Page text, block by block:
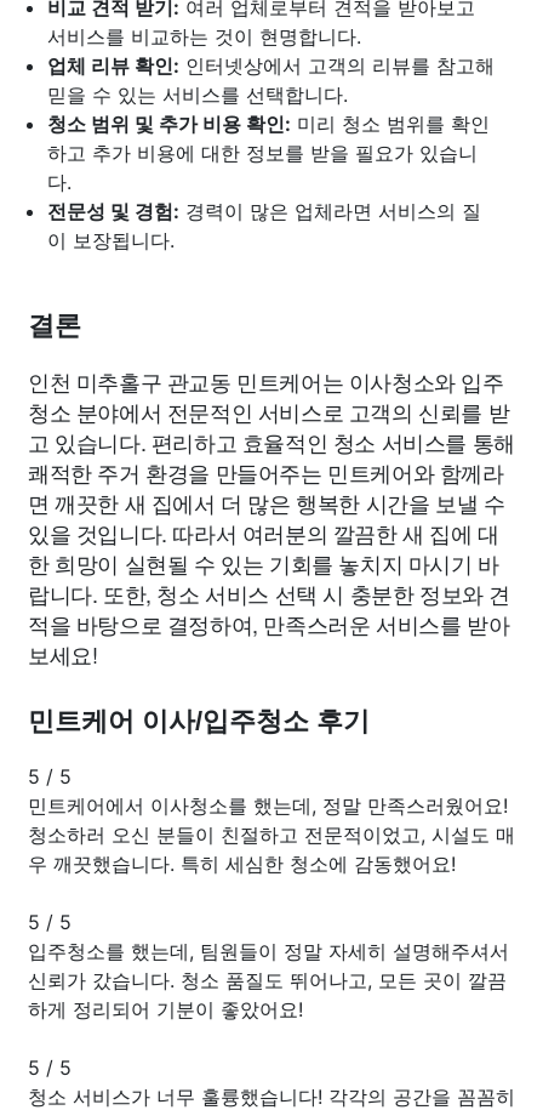
비교 견적 받기: 여러 업체로부터 견적을 받아보고
서비스를 비교하는 것이 현명합니다.
업체 리뷰 확인: 인터넷상에서 고객의 리뷰를 참고해
믿을 수 있는 서비스를 선택합니다.
청소 범위 및 추가 비용 확인: 미리 청소 범위를 확인
하고 추가 비용에 대한 정보를 받을 필요가 있습니
다.
전문성 및 경험: 경력이 많은 업체라면 서비스의 질
이 보장됩니다.
결론
인천 미추홀구 관교동 민트케어는 이사청소와 입주
청소 분야에서 전문적인 서비스로 고객의 신뢰를 받
고 있습니다. 편리하고 효율적인 청소 서비스를 통해
쾌적한 주거 환경을 만들어주는 민트케어와 함께라
면 깨끗한 새 집에서 더 많은 행복한 시간을 보낼 수
있을 것입니다. 따라서 여러분의 깔끔한 새 집에 대
한 희망이 실현될 수 있는 기회를 놓치지 마시기 바
랍니다. 또한, 청소 서비스 선택 시 충분한 정보와 견
적을 바탕으로 결정하여, 만족스러운 서비스를 받아
보세요!
민트케어 이사/입주청소 후기
5 / 5
민트케어에서 이사청소를 했는데, 정말 만족스러웠어요!
청소하러 오신 분들이 친절하고 전문적이었고, 시설도 매
우 깨끗했습니다. 특히 세심한 청소에 감동했어요!
5 / 5
입주청소를 했는데, 팀원들이 정말 자세히 설명해주셔서
신뢰가 갔습니다. 청소 품질도 뛰어나고, 모든 곳이 깔끔
하게 정리되어 기분이 좋았어요!
5 / 5
청소 서비스가 너무 훌륭했습니다! 각각의 공간을 꼼꼼히